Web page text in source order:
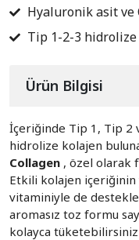
Hyaluronik asit
Tip 1-2-3
Ürün Bilgisi
İçeriğinde Tip 1, Tip 2
hidrolize kolajen
Collagen , özel olarak
Etkili kolajen içeriğinin
vitaminiyle de
aromasız toz formu
kolayca tüketebilirsiniz